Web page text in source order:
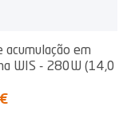
acumulação em
WIS - 280W (14,0